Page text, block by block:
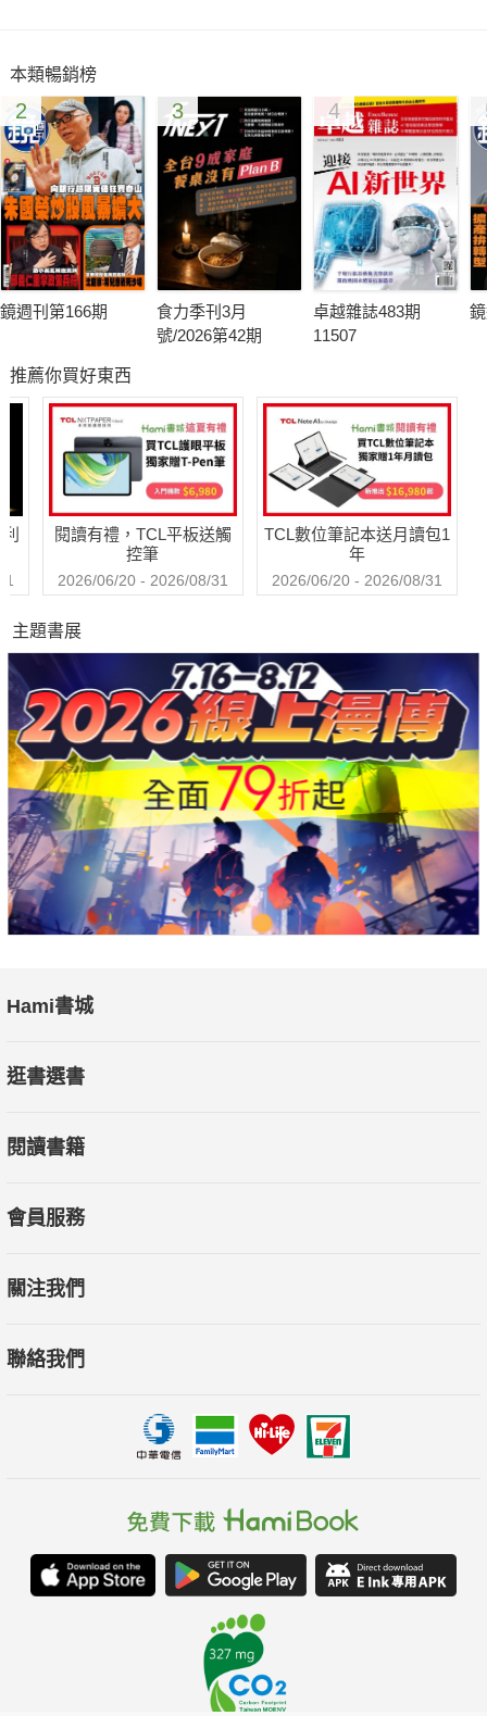
本類暢銷榜
2
鏡週刊第166期
3
食力季刊3月
號/2026第42期
4
卓越雜誌483期
11507
推薦你買好東西
閱讀有禮，TCL平板送觸
控筆
2026/06/20 - 2026/08/31
TCL數位筆記本送月讀包1
年
2026/06/20 - 2026/08/31
主題書展
Hami書城
逛書選書
閱讀書籍
會員服務
關注我們
聯絡我們